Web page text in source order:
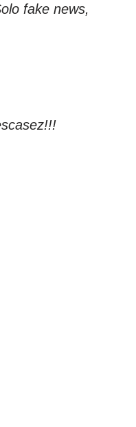
fake news,